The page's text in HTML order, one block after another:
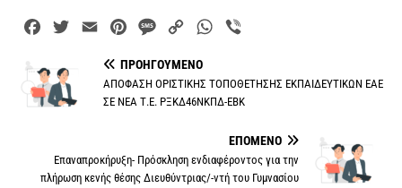
c
e
b
k
r
a
i
n
t
e
s
M
s
s
e
p
y
n
k
W
t
p
p
e
ΠΡΟΗΓΟΎΜΕΝΟ
ΑΠΟΦΑΣΗ ΟΡΙΣΤΙΚΗΣ ΤΟΠΟΘΕΤΗΣΗΣ ΕΚΠΑΙΔΕΥΤΙΚΩΝ ΕΑΕ
ΣΕ ΝΕΑ Τ.Ε. ΡΞΚΔ46ΝΚΠΔ-ΕΒΚ
ΕΠΌΜΕΝΟ
Επαναπροκήρυξη- Πρόσκληση ενδιαφέροντος για την
πλήρωση κενής θέσης Διευθύντριας/-ντή του Γυμνασίου